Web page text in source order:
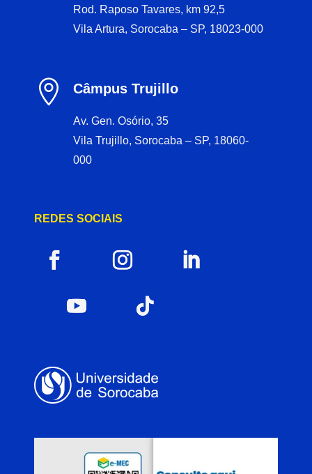
Rod. Raposo Tavares, km 92,5
Vila Artura, Sorocaba – SP, 18023-000
 Câmpus Trujillo
Av. Gen. Osório, 35
Vila Trujillo, Sorocaba – SP, 18060-
000
REDES SOCIAIS